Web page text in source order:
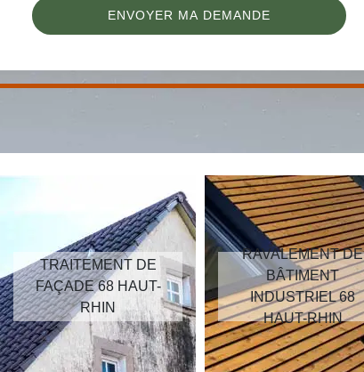
TRAITEMENT DE
FAÇADE 68 HAUT-
RHIN
RAVALEMENT DE
BÂTIMENT
INDUSTRIEL 68
HAUT-RHIN